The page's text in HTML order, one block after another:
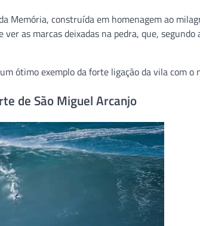
Memória, construída em homenagem ao
as marcas deixadas na pedra, que, segundo
ótimo exemplo da forte ligação da vila com o
de São Miguel Arcanjo